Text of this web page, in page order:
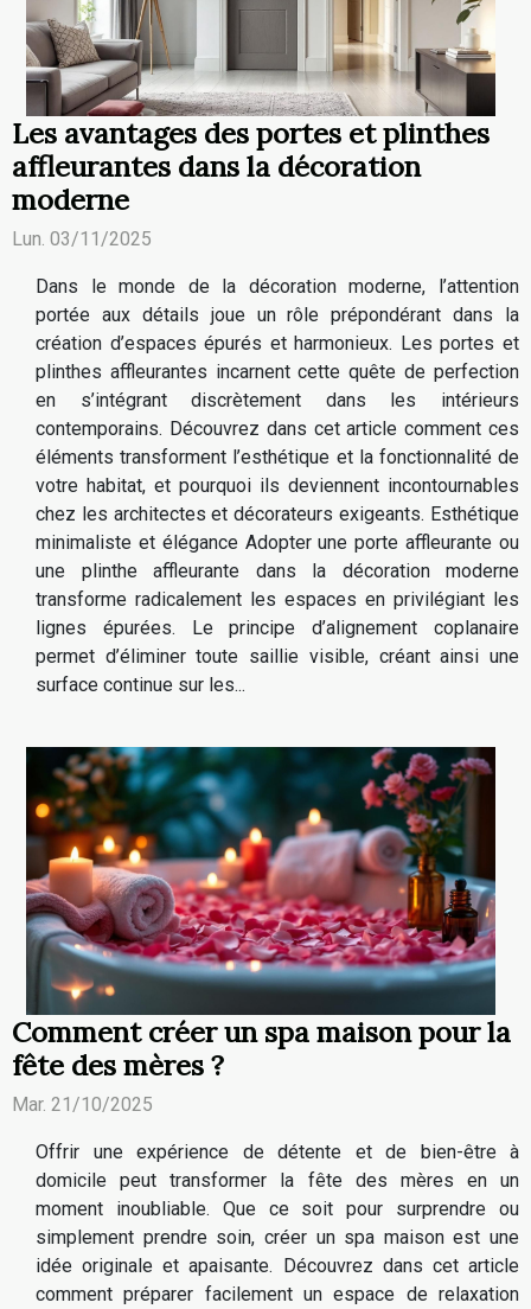
Les avantages des portes et plinthes
affleurantes dans la décoration
moderne
Lun. 03/11/2025
Dans le monde de la décoration moderne, l’attention
portée aux détails joue un rôle prépondérant dans la
création d’espaces épurés et harmonieux. Les portes et
plinthes affleurantes incarnent cette quête de perfection
en s’intégrant discrètement dans les intérieurs
contemporains. Découvrez dans cet article comment ces
éléments transforment l’esthétique et la fonctionnalité de
votre habitat, et pourquoi ils deviennent incontournables
chez les architectes et décorateurs exigeants. Esthétique
minimaliste et élégance Adopter une porte affleurante ou
une plinthe affleurante dans la décoration moderne
transforme radicalement les espaces en privilégiant les
lignes épurées. Le principe d’alignement coplanaire
permet d’éliminer toute saillie visible, créant ainsi une
surface continue sur les...
Comment créer un spa maison pour la
fête des mères ?
Mar. 21/10/2025
Offrir une expérience de détente et de bien-être à
domicile peut transformer la fête des mères en un
moment inoubliable. Que ce soit pour surprendre ou
simplement prendre soin, créer un spa maison est une
idée originale et apaisante. Découvrez dans cet article
comment préparer facilement un espace de relaxation